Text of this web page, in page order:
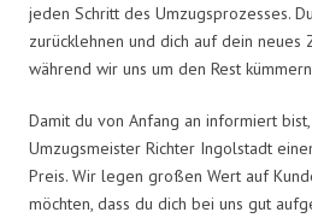
jeden Schritt des Umzugsprozesses.
zurücklehnen und dich auf dein neues
während wir uns um den Rest
Damit du von Anfang an informiert
Umzugsmeister Richter Ingolstadt
Preis. Wir legen großen Wert auf
möchten, dass du dich bei uns gut